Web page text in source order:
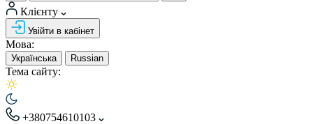
Клієнту
Увійти в кабінет
Мова:
Українська Russian
Тема сайту:
+380754610103